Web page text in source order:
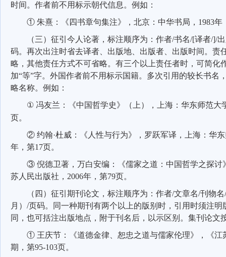
时间。作者前不用标示朝代信息。例如：
① 朱熹：《四书章句集注》，北京：中华书局， 1983年
（三）征引今人论著，标注顺序为：作者/书名/[译者/]/
码。再次出注时省去译者、出版地、出版者、出版时间。责
略，其他责任方式不可省略。有三个以上责任者时，可简化
加“等”字。外国作者前不用标示国籍。多次引用的较长书名
略名称。例如：
① 冯友兰：《中国哲学史》（上），上海：华东师范大
页。
② 约翰·杜威：《人性与行为》，罗跃军译，上海：华
年，第17页。
③ 倪德卫著，万白安编：《儒家之道：中国哲学之探讨
苏人民出版社， 2006年，第79页。
（四）征引期刊论文，标注顺序为：作者/文章名/刊物名/
月） /页码。同一种期刊有两个以上的版别时，引用时须注明
同，也可括注出版地点，附于刊名后，以示区别。集刊论文
① 王庆节：《道德金律、恕忠之道与儒家伦理》，《江
期，第95-103页。